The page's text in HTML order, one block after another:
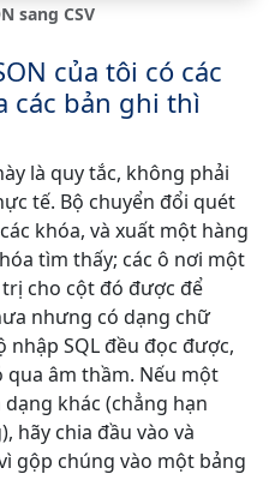
sang CSV
của tôi có các
các bản ghi thì
là quy tắc, không phải
tế. Bộ chuyển đổi quét
khóa, và xuất một hàng
tìm thấy; các ô nơi một
cho cột đó được để
nhưng có dạng chữ
SQL đều đọc được,
âm thầm. Nếu một
khác (chẳng hạn
hãy chia đầu vào và
gộp chúng vào một bảng